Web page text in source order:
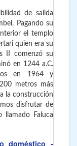
de salida
Pagando su
el templo
quien era su
II comenzó su
en 1244 a.C.
en 1964 y
metros más
la construcción
disfrutar de
Faluca
doméstico -